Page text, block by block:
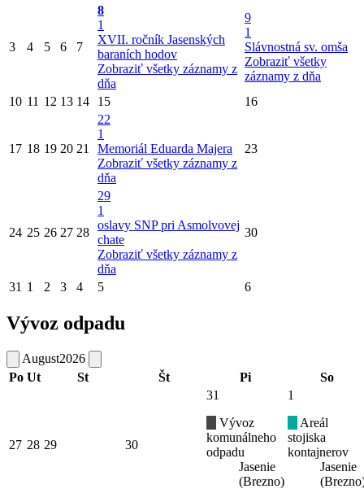
3 4 5 6 7
8
1
XVII. ročník Jasenských
baraních hodov
Zobraziť všetky záznamy z
dňa
9
1
Slávnostná sv. omša
Zobraziť všetky
záznamy z dňa
10 11 12 13 14 15 16
17 18 19 20 21
22
1
Memoriál Eduarda Majera
Zobraziť všetky záznamy z
dňa
23
24 25 26 27 28
29
1
oslavy SNP pri Asmolvovej
chate
Zobraziť všetky záznamy z
dňa
30
31 1 2 3 4 5 6
Vývoz odpadu
August2026
Po Ut St Št Pi So
27 28 29 30
31
Vývoz
komunálneho
odpadu
Jasenie
(Brezno)
1
Areál
stojiska
kontajnerov
Jasenie